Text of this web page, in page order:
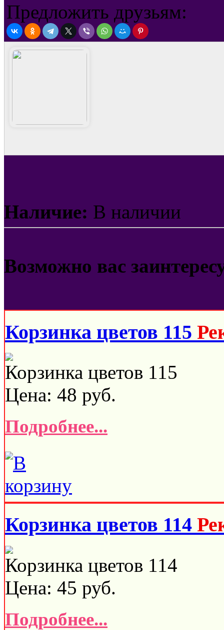
Предложить друзьям:
Наличие: В наличии
Возможно вас
Корзинка цветов 115
Корзинка цветов 115
Цена: 48 руб.
Подробнее...
Корзинка цветов 114
Корзинка цветов 114
Цена: 45 руб.
Подробнее...